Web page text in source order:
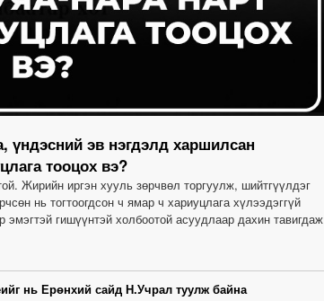
үндэсний эв нэгдэлд харшилсан
тооцох вэ?
Жирийн иргэн хууль зөрчвөл торгуулж, шийтгүүлдэг
нь тогтоогдсон ч ямар ч хариуцлага хүлээдэггүй
гишүүнтэй холбоотой асуудлаар дахин тавигдаж
нь Ерөнхий сайд Н.Учрал туулж байна